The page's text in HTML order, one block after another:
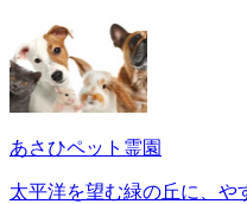
あさひペット霊園
太平洋を望む緑の丘に、や